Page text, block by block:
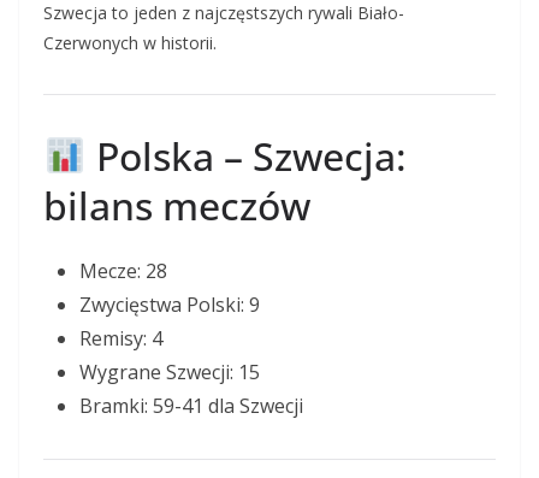
Szwecja to jeden z najczęstszych rywali Biało-
Czerwonych w historii.
Polska – Szwecja:
bilans meczów
Mecze: 28
Zwycięstwa Polski: 9
Remisy: 4
Wygrane Szwecji: 15
Bramki: 59-41 dla Szwecji